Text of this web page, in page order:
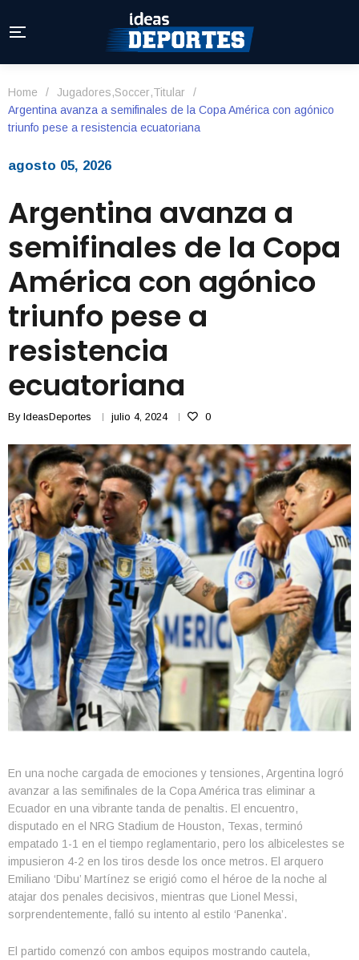
Home / Jugadores,Soccer,Titular
/
Argentina avanza a semifinales de la Copa América con agónico
triunfo pese a resistencia ecuatoriana
agosto 05, 2026
Argentina avanza a
semifinales de la Copa
América con agónico
triunfo pese a
resistencia
ecuatoriana
By IdeasDeportes julio 4, 2024 0
En una noche cargada de emociones y tensiones, Argentina logró
avanzar a las semifinales de la Copa América tras eliminar a
Ecuador en una vibrante tanda de penaltis. El encuentro,
disputado en el NRG Stadium de Houston, Texas, terminó
empatado 1-1 en el tiempo reglamentario, pero los albicelestes se
impusieron 4-2 en los tiros desde los once metros. El arquero
Emiliano ‘Dibu’ Martínez se erigió como el héroe de la noche al
atajar dos penales decisivos, mientras que Lionel Messi,
sorprendentemente, falló su intento al estilo ‘Panenka’.
El partido comenzó con ambos equipos mostrando cautela,